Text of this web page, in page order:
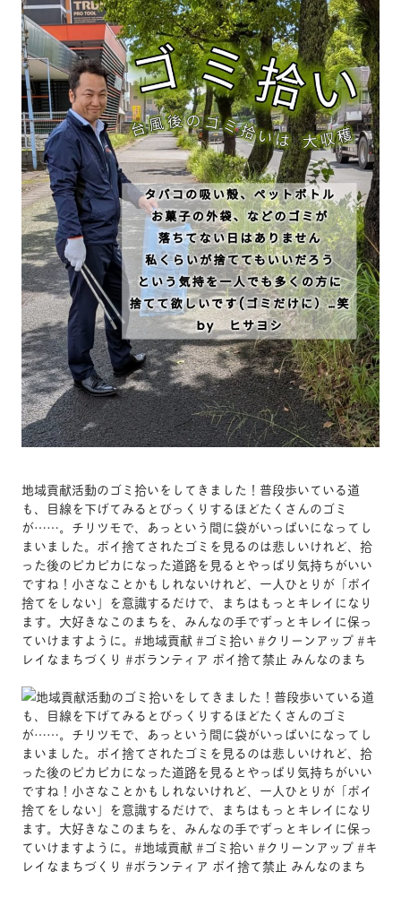
地域貢献活動のゴミ拾いをしてきました！普段歩いている道
も、目線を下げてみるとびっくりするほどたくさんのゴミ
が……。チリツモで、あっという間に袋がいっぱいになってし
まいました。ポイ捨てされたゴミを見るのは悲しいけれど、拾
った後のピカピカになった道路を見るとやっぱり気持ちがいい
ですね！小さなことかもしれないけれど、一人ひとりが「ポイ
捨てをしない」を意識するだけで、まちはもっとキレイになり
ます。大好きなこのまちを、みんなの手でずっとキレイに保っ
ていけますように。#地域貢献 #ゴミ拾い #クリーンアップ #キ
レイなまちづくり #ボランティア ポイ捨て禁止 みんなのまち